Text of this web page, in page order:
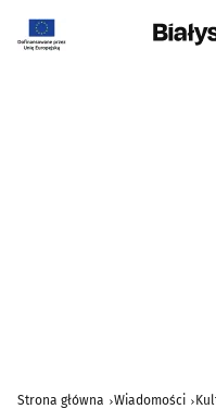
Strona główna Wiadomości